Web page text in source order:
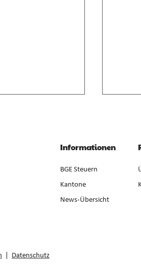
ist
der
Informationen
BGE Steuern
Kantone
News-Übersicht
Datenschutz